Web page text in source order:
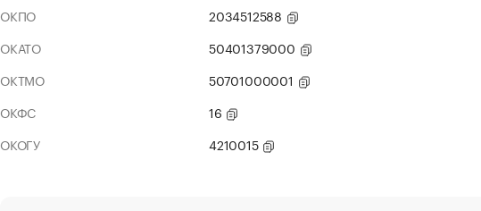
ОКПО
2034512588
ОКАТО
50401379000
ОКТМО
50701000001
ОКФС
16
ОКОГУ
4210015